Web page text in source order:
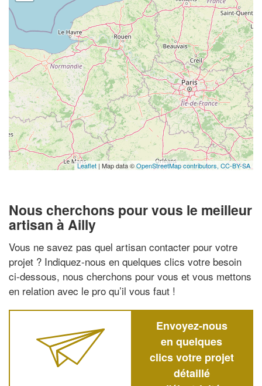
Leaflet | Map data ©OpenStreetMap contributors, CC-BY-SA
Nous cherchons pour vous le meilleur
artisan à Ailly
Vous ne savez pas quel artisan contacter pour votre
projet ? Indiquez-nous en quelques clics votre besoin
ci-dessous, nous cherchons pour vous et vous mettons
en relation avec le pro qu’il vous faut !
Envoyez-nous
en quelques
clics votre projet
détaillé